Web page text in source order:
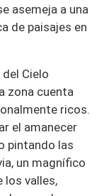
asemeja a una
de paisajes en
Cielo
zona cuenta
ricos.
el amanecer
pintando las
un magnífico
los valles,